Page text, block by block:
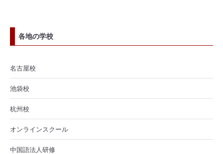
各地の学校
名古屋校
池袋校
杭州校
オンラインスクール
中国語法人研修